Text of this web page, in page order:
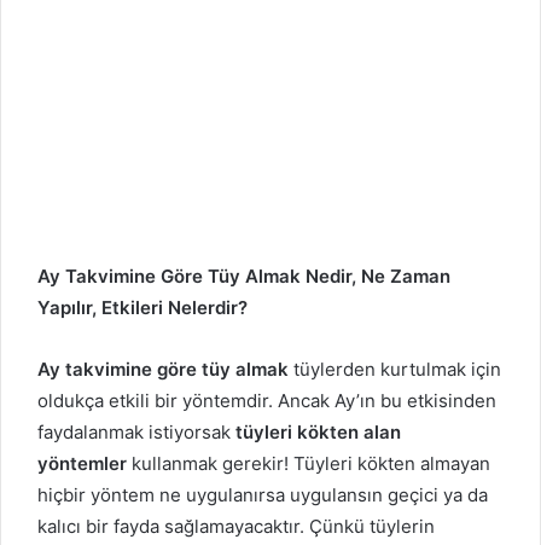
Ay Takvimine Göre Tüy Almak Nedir, Ne Zaman
Yapılır, Etkileri Nelerdir?
Ay takvimine göre tüy almak tüylerden kurtulmak için
oldukça etkili bir yöntemdir. Ancak Ay’ın bu etkisinden
faydalanmak istiyorsak tüyleri kökten alan
yöntemler kullanmak gerekir! Tüyleri kökten almayan
hiçbir yöntem ne uygulanırsa uygulansın geçici ya da
kalıcı bir fayda sağlamayacaktır. Çünkü tüylerin